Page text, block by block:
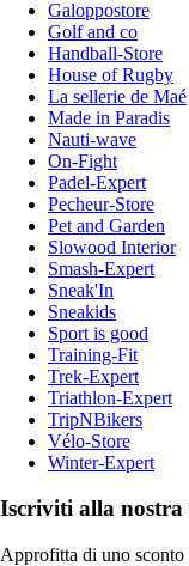
Galoppostore
Golf and co
Handball-Store
House of Rugby
La sellerie de Maé
Made in Paradis
Nauti-wave
On-Fight
Padel-Expert
Pecheur-Store
Pet and Garden
Slowood Interior
Smash-Expert
Sneak'In
Sneakids
Sport is good
Training-Fit
Trek-Expert
Triathlon-Expert
TripNBikers
Vélo-Store
Winter-Expert
Iscriviti alla nostra
Approfitta di uno sconto